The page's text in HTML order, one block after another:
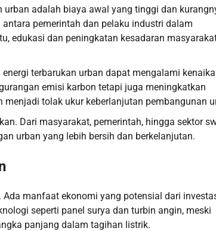
adalah biaya awal yang tinggi dan
pemerintah dan pelaku industri dalam
edukasi dan peningkatan kesadaran
terbarukan urban dapat mengalami
emisi karbon tetapi juga meningkatkan
tolak ukur keberlanjutan pembangunan
Dari masyarakat, pemerintah, hingga sektor
urban yang lebih bersih dan berkelanjutan.
manfaat ekonomi yang potensial dari
seperti panel surya dan turbin angin, meski
panjang dalam tagihan listrik.